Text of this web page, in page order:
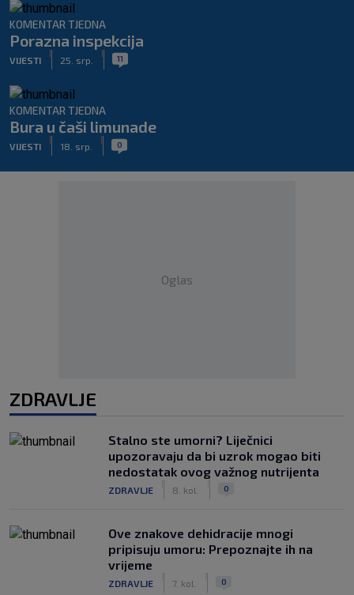
KOMENTAR TJEDNA
Porazna inspekcija
VIJESTI 25. srp. 11
KOMENTAR TJEDNA
Bura u čaši limunade
VIJESTI 18. srp. 0
Oglas
ZDRAVLJE
Stalno ste umorni? Liječnici
upozoravaju da bi uzrok mogao biti
nedostatak ovog važnog nutrijenta
ZDRAVLJE 8. kol. 0
Ove znakove dehidracije mnogi
pripisuju umoru: Prepoznajte ih na
vrijeme
ZDRAVLJE 7. kol. 0